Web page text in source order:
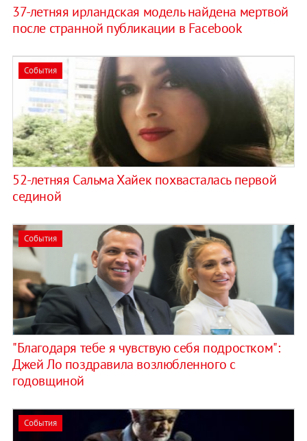
37-летняя ирландская модель найдена мертвой
после странной публикации в Facebook
События
52-летняя Сальма Хайек похвасталась первой
сединой
События
"Благодаря тебе я чувствую себя подростком":
Джей Ло поздравила возлюбленного с
годовщиной
События